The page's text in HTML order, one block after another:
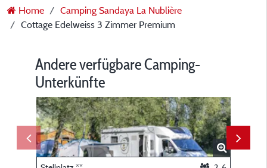
Home
Camping Sandaya La Nublière
Cottage Edelweiss 3 Zimmer Premium
Andere verfügbare Camping-
Unterkünfte